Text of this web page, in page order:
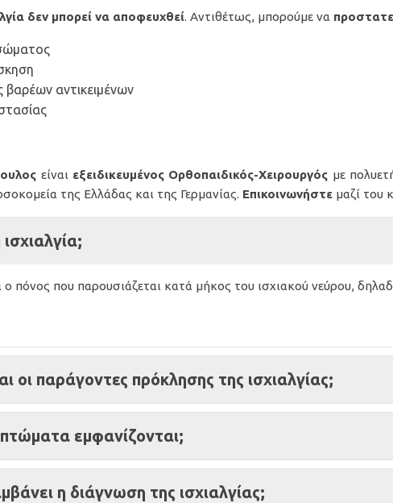
δεν μπορεί να αποφευχθεί. Αντιθέτως, μπορούμε να
αντικειμένων
είναι εξειδικευμένος Ορθοπαιδικός-Χειρουργός με
της Ελλάδας και της Γερμανίας. Επικοινωνήστε μαζί του
ισχιαλγία;
ο πόνος που παρουσιάζεται κατά μήκος του ισχιακού νεύρου,
οι παράγοντες πρόκλησης της ισχιαλγίας;
εμφανίζονται;
η διάγνωση της ισχιαλγίας;